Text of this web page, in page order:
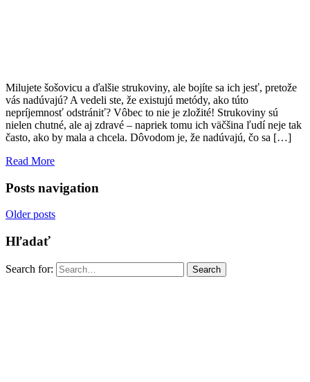
Milujete šošovicu a ďalšie strukoviny, ale bojíte sa ich jesť, pretože
vás nadúvajú? A vedeli ste, že existujú metódy, ako túto
nepríjemnosť odstrániť? Vôbec to nie je zložité! Strukoviny sú
nielen chutné, ale aj zdravé – napriek tomu ich väčšina ľudí neje tak
často, ako by mala a chcela. Dôvodom je, že nadúvajú, čo sa […]
Read More
Posts navigation
Older posts
Hľadať
Search for: Search